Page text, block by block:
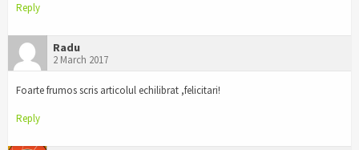
Reply
Radu
2 March 2017
Foarte frumos scris articolul echilibrat ,felicitari!
Reply